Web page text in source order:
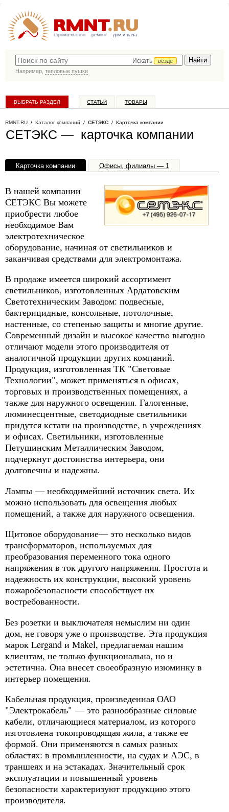
строительство ремонт дом и дача
Искать
везде
Например, тепловые пушки
ВЫБРАТЬ РАЗДЕЛ СТАТЬИ ТОВАРЫ
RMNT.RU / Каталог компаний / СЕТЭКС / Карточка компании
СЕТЭКС — карточка компании
Карточка компании Офисы, филиалы — 1
В нашей компании
СЕТЭКС Вы можете
приобрести любое
необходимое Вам
электротехническое
оборудование, начиная от светильников и
заканчивая средствами для электромонтажа.
В продаже имеется широкий ассортимент
светильников, изготовленных Ардатовским
Светотехническим Заводом: подвесные,
бактерицидные, консольные, потолочные,
настенные, со степенью защиты и многие другие.
Современный дизайн и высокое качество выгодно
отличают модели этого производителя от
аналогичной продукции других компаний.
Продукция, изготовленная ТК "Световые
Технологии", может применяться в офисах,
торговых и производственных помещениях, а
также для наружного освещения. Галогенные,
люминесцентные, светодиодные светильники
придутся кстати на производстве, в учреждениях
и офисах. Светильники, изготовленные
Петушинским Металлическим Заводом,
подчеркнут достоинства интерьера, они
долговечны и надежны.
Лампы — необходимейший источник света. Их
можно использовать для освещения любых
помещений, а также для наружного освещения.
Щитовое оборудование— это несколько видов
трансформаторов, используемых для
преобразования переменного тока одного
напряжения в ток другого напряжения. Простота и
надежность их конструкции, высокий уровень
пожаробезопасности способствует их
востребованности.
Без розетки и выключателя немыслим ни один
дом, не говоря уже о производстве. Эта продукция
марок Lergand и Makel, предлагаемая нашим
клиентам, не только функциональна, но и
эстетична. Она внесет своеобразную изюминку в
интерьер помещения.
Кабельная продукция, произведенная ОАО
"Электрокабель" — это разнообразные силовые
кабели, отличающиеся материалом, из которого
изготовлена токопроводящая жила, а также ее
формой. Они применяются в самых разных
областях: в промышленности, на судах и АЭС, в
траншеях и на эстакадах. Значительный срок
эксплуатации и повышенный уровень
безопасности характеризуют продукцию этого
производителя.